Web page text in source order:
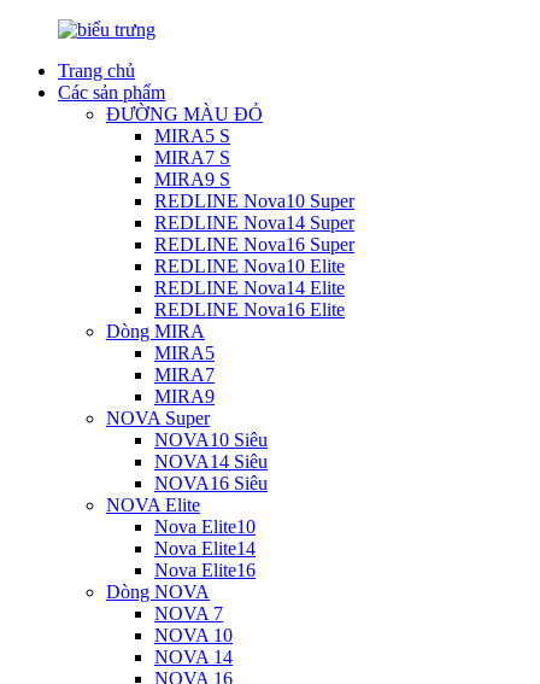
Trang chủ
Các sản phẩm
ĐƯỜNG MÀU ĐỎ
MIRA5 S
MIRA7 S
MIRA9 S
REDLINE Nova10 Super
REDLINE Nova14 Super
REDLINE Nova16 Super
REDLINE Nova10 Elite
REDLINE Nova14 Elite
REDLINE Nova16 Elite
Dòng MIRA
MIRA5
MIRA7
MIRA9
NOVA Super
NOVA10 Siêu
NOVA14 Siêu
NOVA16 Siêu
NOVA Elite
Nova Elite10
Nova Elite14
Nova Elite16
Dòng NOVA
NOVA 7
NOVA 10
NOVA 14
NOVA 16